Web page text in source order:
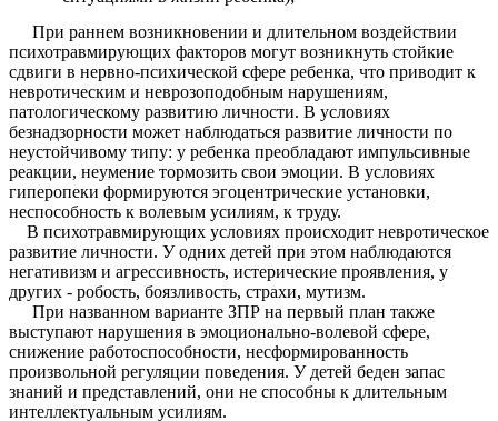
При раннем возникновении и длительном воздействии
психотравмирующих факторов могут возникнуть стойкие
сдвиги в нервно-психической сфере ребенка, что приводит к
невротическим и неврозоподобным нарушениям,
патологическому развитию личности. В условиях
безнадзорности может наблюдаться развитие личности по
неустойчивому типу: у ребенка преобладают импульсивные
реакции, неумение тормозить свои эмоции. В условиях
гиперопеки формируются эгоцентрические установки,
неспособность к волевым усилиям, к труду.
В психотравмирующих условиях происходит невротическое
развитие личности. У одних детей при этом наблюдаются
негативизм и агрессивность, истерические проявления, у
других - робость, боязливость, страхи, мутизм.
При названном варианте ЗПР на первый план также
выступают нарушения в эмоционально-волевой сфере,
снижение работоспособности, несформированность
произвольной регуляции поведения. У детей беден запас
знаний и представлений, они не способны к длительным
интеллектуальным усилиям.